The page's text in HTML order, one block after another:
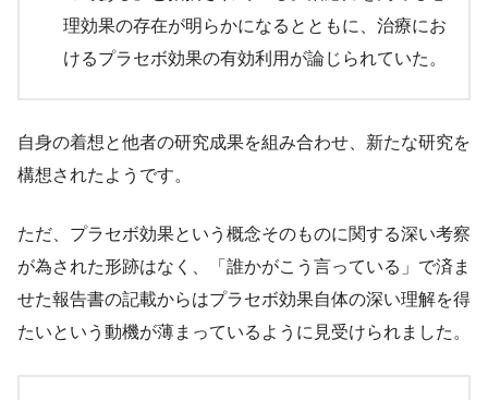
理効果の存在が明らかになるとともに、治療にお
けるプラセボ効果の有効利用が論じられていた。
自身の着想と他者の研究成果を組み合わせ、新たな研究を
構想されたようです。
ただ、プラセボ効果という概念そのものに関する深い考察
が為された形跡はなく、「誰かがこう言っている」で済ま
せた報告書の記載からはプラセボ効果自体の深い理解を得
たいという動機が薄まっているように見受けられました。